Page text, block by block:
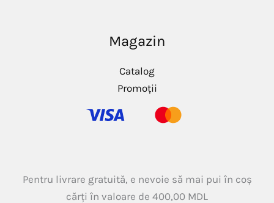
Magazin
Catalog
Promoții
Pentru livrare gratuită, e nevoie să mai pui în coș
cărți în valoare de 400,00 MDL